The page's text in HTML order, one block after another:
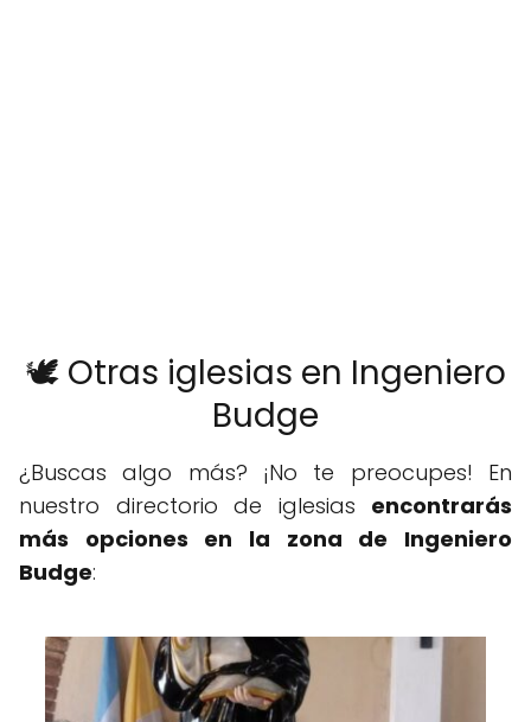
🕊️ Otras iglesias en Ingeniero
Budge
¿Buscas algo más? ¡No te preocupes! En
nuestro directorio de iglesias encontrarás
más opciones en la zona de Ingeniero
Budge: